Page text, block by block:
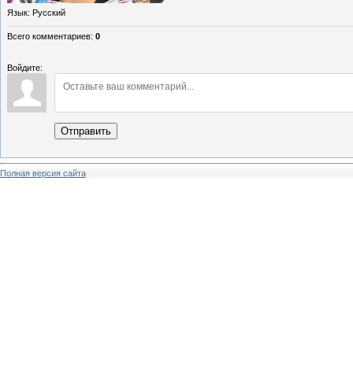
Язык: Русский
Всего комментариев: 0
Войдите:
Отправить
Полная версия сайта